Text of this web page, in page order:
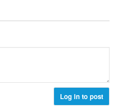
Log in to post